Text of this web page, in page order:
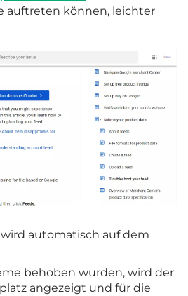
auftreten können, leichter
wird automatisch auf dem
behoben wurden, wird der
angezeigt und für die